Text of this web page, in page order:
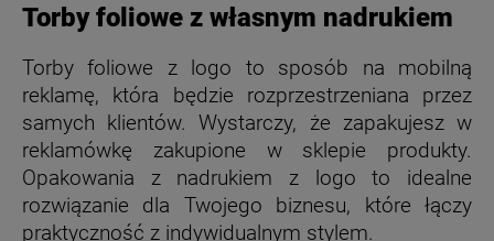
Torby foliowe z własnym nadrukiem
Torby foliowe z logo to sposób na mobilną
reklamę, która będzie rozprzestrzeniana przez
samych klientów. Wystarczy, że zapakujesz w
reklamówkę zakupione w sklepie produkty.
Opakowania z nadrukiem z logo to idealne
rozwiązanie dla Twojego biznesu, które łączy
praktyczność z indywidualnym stylem.